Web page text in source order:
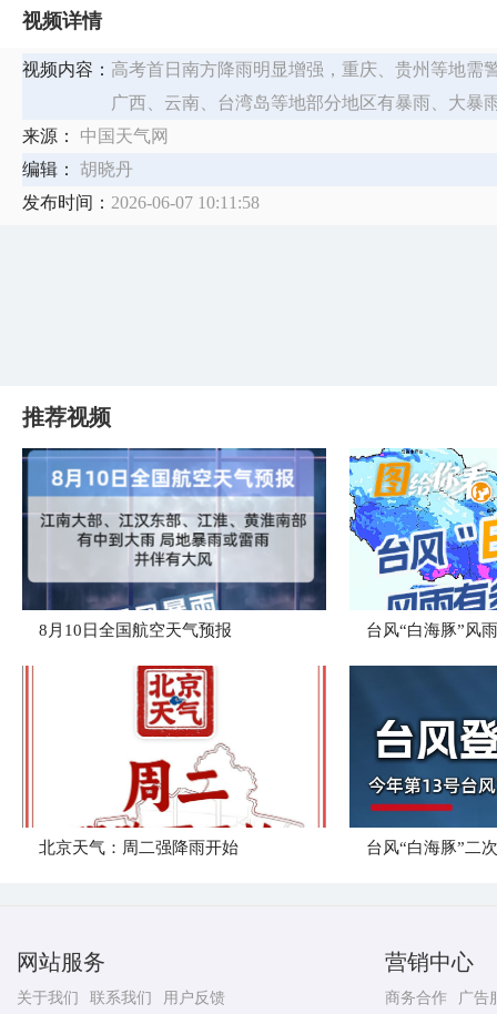
视频详情
视频内容： 高考首日南方降雨明显增强，重庆、贵州等地需
广西、云南、台湾岛等地部分地区有暴雨、大暴
来源：
中国天气网
编辑：
胡晓丹
发布时间： 2026-06-07 10:11:58
推荐视频
8月10日全国航空天气预报 台风“白海豚”风
北京天气：周二强降雨开始 台风“白海豚”二
网站服务
关于我们 联系我们
用户反馈
营销中心
商务合作
广告